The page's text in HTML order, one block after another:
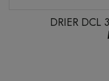
DRIER DCL